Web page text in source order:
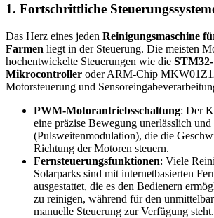
1. Fortschrittliche
Das Herz eines jeden Reinigungsmaschine
Farmen liegt in der Steuerung. Die meisten
hochentwickelte Steuerungen wie die STM32-
Mikrocontroller oder ARM-Chip
Motorsteuerung und
PWM-Motorantriebsschaltung: Der
eine präzise Bewegung unerlässlich
(Pulsweitenmodulation), die die
Richtung der Motoren steuern.
Fernsteuerungsfunktionen: Viele
Solarparks sind mit internetbasierten
ausgestattet, die es den Bedienern
zu reinigen, während für den
manuelle Steuerung zur Verfügung steht.